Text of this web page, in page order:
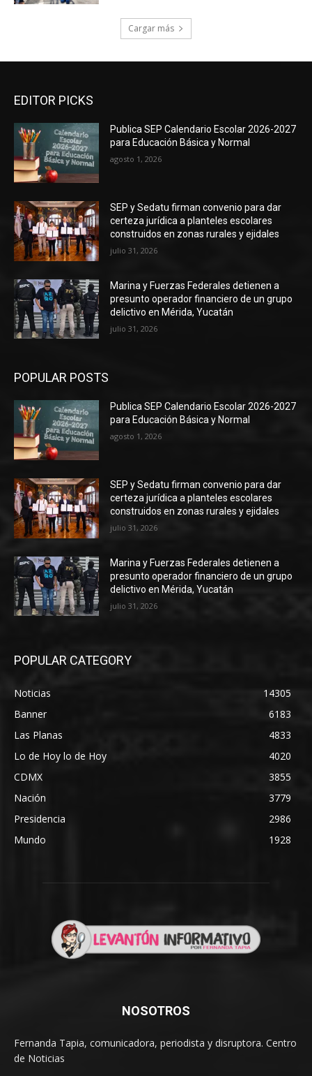
Cargar más
EDITOR PICKS
Publica SEP Calendario Escolar 2026-2027
para Educación Básica y Normal
agosto 1, 2026
SEP y Sedatu firman convenio para dar
certeza jurídica a planteles escolares
construidos en zonas rurales y ejidales
julio 31, 2026
Marina y Fuerzas Federales detienen a
presunto operador financiero de un grupo
delictivo en Mérida, Yucatán
julio 31, 2026
POPULAR POSTS
Publica SEP Calendario Escolar 2026-2027
para Educación Básica y Normal
agosto 1, 2026
SEP y Sedatu firman convenio para dar
certeza jurídica a planteles escolares
construidos en zonas rurales y ejidales
julio 31, 2026
Marina y Fuerzas Federales detienen a
presunto operador financiero de un grupo
delictivo en Mérida, Yucatán
julio 31, 2026
POPULAR CATEGORY
Noticias
14305
Banner
6183
Las Planas
4833
Lo de Hoy lo de Hoy
4020
CDMX
3855
Nación
3779
Presidencia
2986
Mundo
1928
NOSOTROS
Fernanda Tapia, comunicadora, periodista y disruptora. Centro
de Noticias